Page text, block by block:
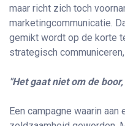
maar richt zich toch
marketingcommunicatie.
gemikt wordt op de korte
strategisch
"Het gaat niet om de
Een campagne waarin